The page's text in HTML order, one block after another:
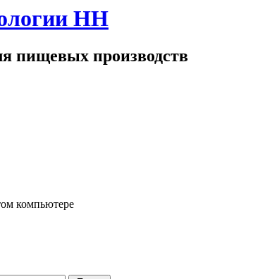
НН
пищевых производств
компьютере